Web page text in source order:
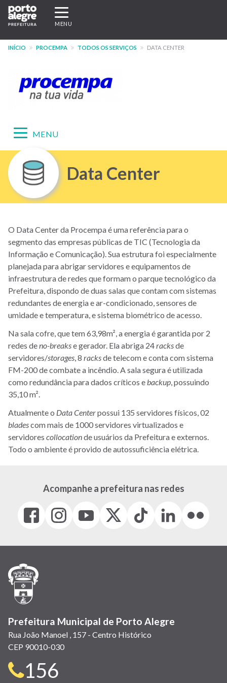
Pular
para
conteúdo
Expandir/recolher
navegação
MENU
INÍCIO PROCEMPA TODOS OS SERVIÇOS DATA CENTER
Menu
-
Site
Expandir/recolher
MENU
Data Center
O Data Center da Procempa é uma referência para o
segmento das empresas públicas de TIC (Tecnologia da
Informação e Comunicação). Sua estrutura foi especialmente
planejada para abrigar servidores e equipamentos de
infraestrutura de redes que formam o parque tecnológico da
Prefeitura, dispondo de duas salas que contam com sistemas
redundantes de energia e ar-condicionado, sensores de
umidade e temperatura, e sistema biométrico de acesso.
Na sala cofre, que tem 63,98m², a energia é garantida por 2
redes deno-breakse gerador. Ela abriga 24racksde
servidores/storages, 8 racksde telecom e conta com sistema
FM-200 de combate a incêndio. A sala segura é utilizada
como redundância para dados críticos ebackup, possuindo
35,10 m².
Atualmente o Data Centerpossui 135 servidores físicos, 02
bladescom mais de 1000 servidores virtualizados e
servidores collocationde usuários da Prefeitura e externos.
Todo o ambiente é provido de autossuficiência elétrica.
Acompanhe a prefeitura nas redes
Facebook
(link
em
janela)
Instagram
(link
em
(link
em
(Antigo
(link
Tiktok
(link
em
LinkedIn
(link
em
(link
em
Prefeitura Municipal de Porto Alegre
Rua João Manoel , 157 - Centro Histórico
CEP 90010-030
Telefone
156